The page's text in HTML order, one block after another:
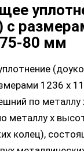
с
80 мм
1236 х
по металлу
металлу х
колец),